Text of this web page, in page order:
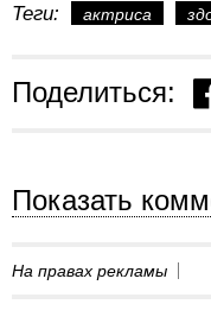
Теги: актриса
Поделиться:
Показать
На правах рекламы